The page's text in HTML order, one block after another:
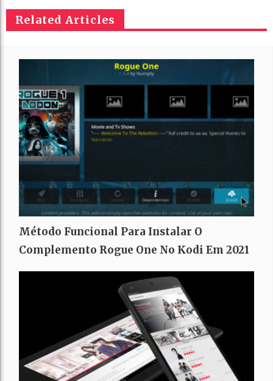
Related Articles
Método Funcional Para Instalar O
Complemento Rogue One No Kodi Em 2021